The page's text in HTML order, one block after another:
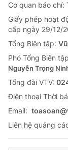
® Cấm sao chép
thuận bằng văn
Cơ quan báo chí:
Giấy phép hoạt
cấp ngày 29/12/
Tổng Biên tập:
Phó Tổng Biên
Nguyễn Trọng
Tổng đài VTV:
Ðiện thoại Thời
Email:
Liên hệ quảng